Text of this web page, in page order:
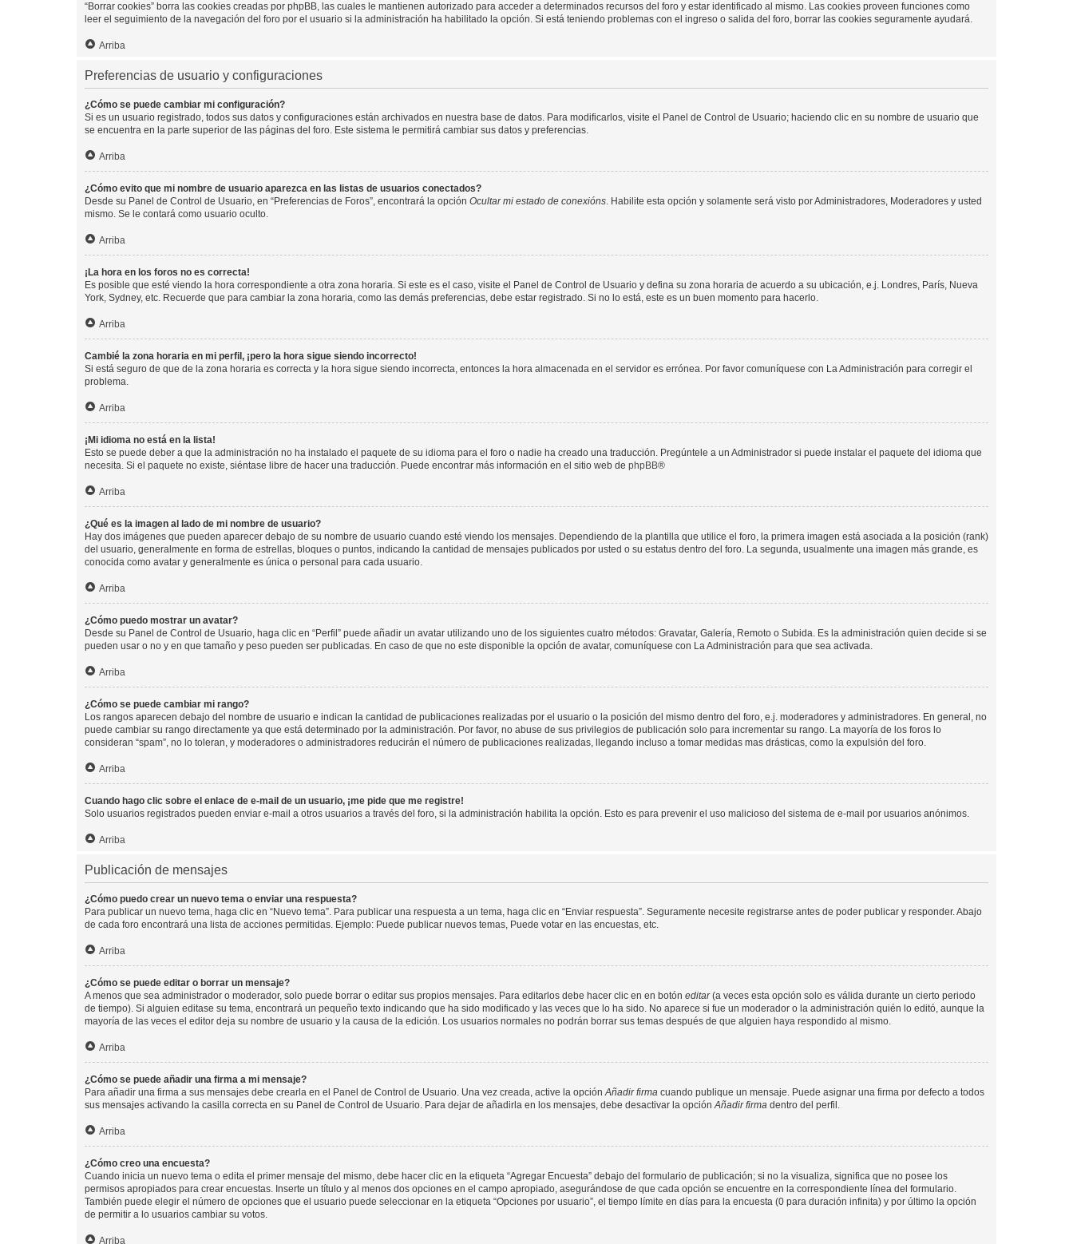
“Borrar cookies” borra las cookies creadas por phpBB, las cuales le mantienen autorizado para acceder a determinados recursos del foro y estar identificado al mismo. Las cookies proveen funciones como
leer el seguimiento de la navegación del foro por el usuario si la administración ha habilitado la opción. Si está teniendo problemas con el ingreso o salida del foro, borrar las cookies seguramente ayudará.
Arriba
Preferencias de usuario y configuraciones
¿Cómo se puede cambiar mi configuración?
Si es un usuario registrado, todos sus datos y configuraciones están archivados en nuestra base de datos. Para modificarlos, visite el Panel de Control de Usuario; haciendo clic en su nombre de usuario que
se encuentra en la parte superior de las páginas del foro. Este sistema le permitirá cambiar sus datos y preferencias.
Arriba
¿Cómo evito que mi nombre de usuario aparezca en las listas de usuarios conectados?
Desde su Panel de Control de Usuario, en “Preferencias de Foros”, encontrará la opción Ocultar mi estado de conexións. Habilite esta opción y solamente será visto por Administradores, Moderadores y usted
mismo. Se le contará como usuario oculto.
Arriba
¡La hora en los foros no es correcta!
Es posible que esté viendo la hora correspondiente a otra zona horaria. Si este es el caso, visite el Panel de Control de Usuario y defina su zona horaria de acuerdo a su ubicación, e.j. Londres, París, Nueva
York, Sydney, etc. Recuerde que para cambiar la zona horaria, como las demás preferencias, debe estar registrado. Si no lo está, este es un buen momento para hacerlo.
Arriba
Cambié la zona horaria en mi perfil, ¡pero la hora sigue siendo incorrecto!
Si está seguro de que de la zona horaria es correcta y la hora sigue siendo incorrecta, entonces la hora almacenada en el servidor es errónea. Por favor comuníquese con La Administración para corregir el
problema.
Arriba
¡Mi idioma no está en la lista!
Esto se puede deber a que la administración no ha instalado el paquete de su idioma para el foro o nadie ha creado una traducción. Pregúntele a un Administrador si puede instalar el paquete del idioma que
necesita. Si el paquete no existe, siéntase libre de hacer una traducción. Puede encontrar más información en el sitio web de phpBB®
Arriba
¿Qué es la imagen al lado de mi nombre de usuario?
Hay dos imágenes que pueden aparecer debajo de su nombre de usuario cuando esté viendo los mensajes. Dependiendo de la plantilla que utilice el foro, la primera imagen está asociada a la posición (rank)
del usuario, generalmente en forma de estrellas, bloques o puntos, indicando la cantidad de mensajes publicados por usted o su estatus dentro del foro. La segunda, usualmente una imagen más grande, es
conocida como avatar y generalmente es única o personal para cada usuario.
Arriba
¿Cómo puedo mostrar un avatar?
Desde su Panel de Control de Usuario, haga clic en “Perfil” puede añadir un avatar utilizando uno de los siguientes cuatro métodos: Gravatar, Galería, Remoto o Subida. Es la administración quien decide si se
pueden usar o no y en que tamaño y peso pueden ser publicadas. En caso de que no este disponible la opción de avatar, comuníquese con La Administración para que sea activada.
Arriba
¿Cómo se puede cambiar mi rango?
Los rangos aparecen debajo del nombre de usuario e indican la cantidad de publicaciones realizadas por el usuario o la posición del mismo dentro del foro, e.j. moderadores y administradores. En general, no
puede cambiar su rango directamente ya que está determinado por la administración. Por favor, no abuse de sus privilegios de publicación solo para incrementar su rango. La mayoría de los foros lo
consideran “spam”, no lo toleran, y moderadores o administradores reducirán el número de publicaciones realizadas, llegando incluso a tomar medidas mas drásticas, como la expulsión del foro.
Arriba
Cuando hago clic sobre el enlace de e-mail de un usuario, ¡me pide que me registre!
Solo usuarios registrados pueden enviar e-mail a otros usuarios a través del foro, si la administración habilita la opción. Esto es para prevenir el uso malicioso del sistema de e-mail por usuarios anónimos.
Arriba
Publicación de mensajes
¿Cómo puedo crear un nuevo tema o enviar una respuesta?
Para publicar un nuevo tema, haga clic en “Nuevo tema”. Para publicar una respuesta a un tema, haga clic en “Enviar respuesta”. Seguramente necesite registrarse antes de poder publicar y responder. Abajo
de cada foro encontrará una lista de acciones permitidas. Ejemplo: Puede publicar nuevos temas, Puede votar en las encuestas, etc.
Arriba
¿Cómo se puede editar o borrar un mensaje?
A menos que sea administrador o moderador, solo puede borrar o editar sus propios mensajes. Para editarlos debe hacer clic en en botón editar(a veces esta opción solo es válida durante un cierto periodo
de tiempo). Si alguien editase su tema, encontrará un pequeño texto indicando que ha sido modificado y las veces que lo ha sido. No aparece si fue un moderador o la administración quién lo editó, aunque la
mayoría de las veces el editor deja su nombre de usuario y la causa de la edición. Los usuarios normales no podrán borrar sus temas después de que alguien haya respondido al mismo.
Arriba
¿Cómo se puede añadir una firma a mi mensaje?
Para añadir una firma a sus mensajes debe crearla en el Panel de Control de Usuario. Una vez creada, active la opciónAñadir firma cuando publique un mensaje. Puede asignar una firma por defecto a todos
sus mensajes activando la casilla correcta en su Panel de Control de Usuario. Para dejar de añadirla en los mensajes, debe desactivar la opciónAñadir firma dentro del perfil.
Arriba
¿Cómo creo una encuesta?
Cuando inicia un nuevo tema o edita el primer mensaje del mismo, debe hacer clic en la etiqueta “Agregar Encuesta” debajo del formulario de publicación; si no la visualiza, significa que no posee los
permisos apropiados para crear encuestas. Inserte un título y al menos dos opciones en el campo apropiado, asegurándose de que cada opción se encuentre en la correspondiente línea del formulario.
También puede elegir el número de opciones que el usuario puede seleccionar en la etiqueta “Opciones por usuario”, el tiempo límite en días para la encuesta (0 para duración infinita) y por último la opción
de permitir a lo usuarios cambiar su votos.
Arriba